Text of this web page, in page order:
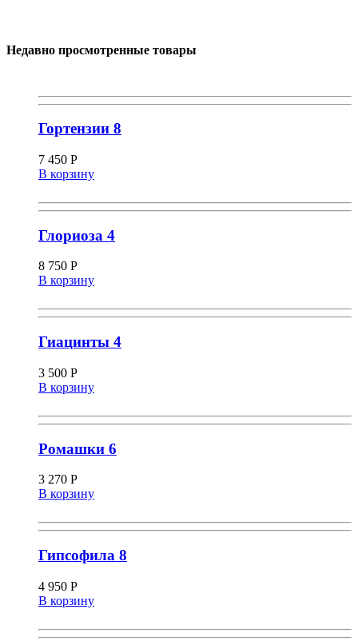
Недавно просмотренные товары
Гортензии 8
7 450 Р
В корзину
Глориоза 4
8 750 Р
В корзину
Гиацинты 4
3 500 Р
В корзину
Ромашки 6
3 270 Р
В корзину
Гипсофила 8
4 950 Р
В корзину